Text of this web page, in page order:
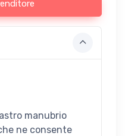
manubrio
ne consente